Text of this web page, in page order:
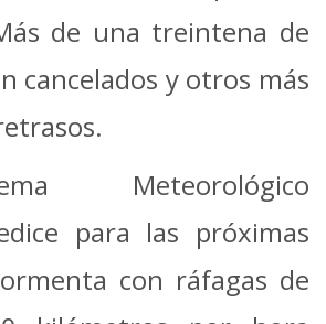
de una treintena de
cancelados y otros más
Meteorológico
para las próximas
con ráfagas de